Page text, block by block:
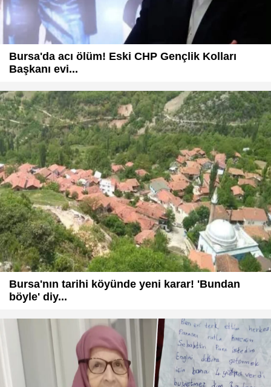
Bursa'da acı ölüm! Eski CHP Gençlik Kolları
Başkanı evi...
Bursa'nın tarihi köyünde yeni karar! 'Bundan
böyle' diy...